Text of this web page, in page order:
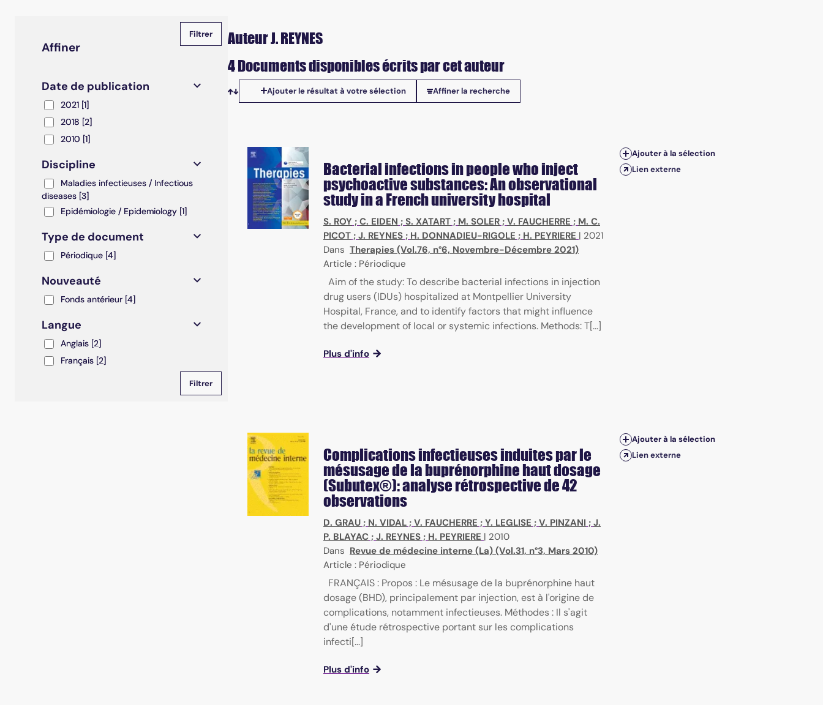
Affiner
Date de publication
20212021 [1]
20182018 [2]
20102010 [1]
Discipline
Maladies infectieuses / Infectious diseases
Maladies infectieuses / Infectious
diseases [3]
Epidémiologie / Epidemiology
Epidémiologie / Epidemiology [1]
Type de document
Périodique
Périodique [4]
Nouveauté
Fonds antérieur
Fonds antérieur [4]
Langue
AnglaisAnglais [2]
Français
Français [2]
Auteur J. REYNES
4 Documents disponibles écrits par cet auteur
Tris disponibles
Ajouter le résultat à votre sélection Affiner la recherche
Bacterial infections in people who inject
psychoactive substances: An observational
study in a French university hospital
S. ROY ; C. EIDEN ; S. XATART ; M. SOLER ; V. FAUCHERRE ; M. C.
PICOT ; J. REYNES ; H. DONNADIEU-RIGOLE ; H. PEYRIERE | 2021
Dans Therapies (Vol.76, n°6, Novembre-Décembre 2021)
Article : Périodique
Aim of the study: To describe bacterial infections in injection
drug users (IDUs) hospitalized at Montpellier University
Hospital, France, and to identify factors that might influence
the development of local or systemic infections. Methods: T[...]
Plus d'info
Ajouter à la sélection
Lien externe
Complications infectieuses induites par le
mésusage de la buprénorphine haut dosage
(Subutex®): analyse rétrospective de 42
observations
D. GRAU ; N. VIDAL ; V. FAUCHERRE ; Y. LEGLISE ; V. PINZANI ; J.
P. BLAYAC ; J. REYNES ; H. PEYRIERE | 2010
Dans Revue de médecine interne (La) (Vol.31, n°3, Mars 2010)
Article : Périodique
FRANÇAIS : Propos : Le mésusage de la buprénorphine haut
dosage (BHD), principalement par injection, est à l'origine de
complications, notamment infectieuses. Méthodes : Il s'agit
d'une étude rétrospective portant sur les complications
infecti[...]
Plus d'info
Ajouter à la sélection
Lien externe